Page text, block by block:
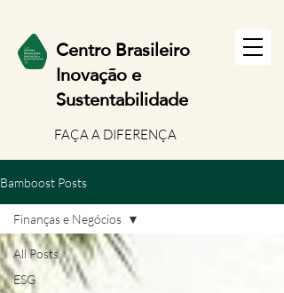
Centro Brasileiro
Inovação e
Sustentabilidade
FAÇA A DIFERENÇA
Bamboost Posts
All Posts
ESG
Finanças e Negócios